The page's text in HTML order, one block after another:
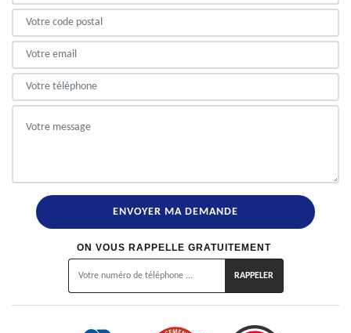
ON VOUS RAPPELLE GRATUITEMENT